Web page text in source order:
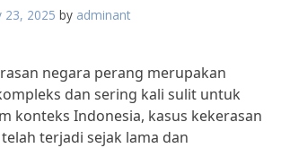
23, 2025 by adminant
negara perang merupakan
dan sering kali sulit untuk
konteks Indonesia, kasus kekerasan
terjadi sejak lama dan